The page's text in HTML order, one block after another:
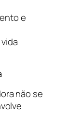
e
não se